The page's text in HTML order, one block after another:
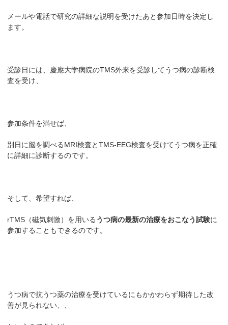
メールや電話で研究の詳細な説明を受けたあと参加日時を決定し
ます。
受診日には、慶應大学病院のTMS外来を受診してうつ病の診断検
査を受け、
参加条件を満せば、
別日に脳を調べるMRI検査とTMS-EEG検査を受けてうつ病を正確
に詳細に診断するのです。
そして、希望すれば、
rTMS（磁気刺激）を用いる うつ病の最新の治療をおこなう試験に
参加することもできるのです。
うつ病で抗うつ薬の治療を受けているにもかかわらず期待した改
善が見られない、、